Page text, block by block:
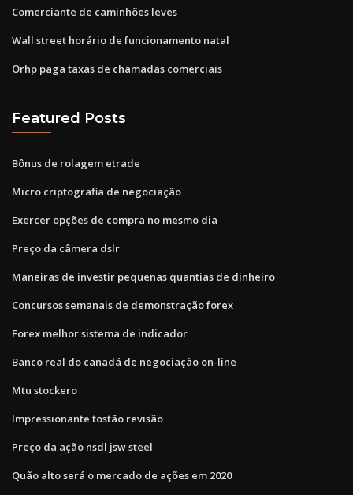
Comerciante de caminhões leves
Wall street horário de funcionamento natal
Orhp paga taxas de chamadas comerciais
Featured Posts
Bônus de rolagem etrade
Micro criptografia de negociação
Exercer opções de compra no mesmo dia
Preço da câmera dslr
Maneiras de investir pequenas quantias de dinheiro
Concursos semanais de demonstração forex
Forex melhor sistema de indicador
Banco real do canadá de negociação on-line
Mtu stockero
Impressionante tostão revisão
Preço da ação nsdl jsw steel
Quão alto será o mercado de ações em 2020